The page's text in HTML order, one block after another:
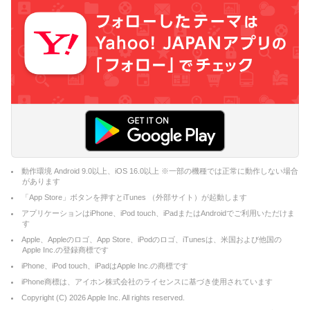
動作環境 Android 9.0以上、iOS 16.0以上 ※一部の機種では正常に動作しない場合
があります
「App Store」ボタンを押すとiTunes （外部サイト）が起動します
アプリケーションはiPhone、iPod touch、iPadまたはAndroidでご利用いただけま
す
Apple、Appleのロゴ、App Store、iPodのロゴ、iTunesは、米国および他国の
Apple Inc.の登録商標です
iPhone、iPod touch、iPadはApple Inc.の商標です
iPhone商標は、アイホン株式会社のライセンスに基づき使用されています
Copyright (C) 2026Apple Inc. All rights reserved.